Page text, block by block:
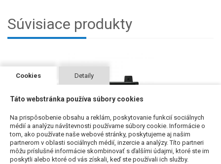
Súvisiace produkty
T20iP - 100V transformátor
Cookies Detaily
Táto webstránka používa súbory cookies
Na prispôsobenie obsahu a reklám, poskytovanie funkcií sociálnych
médií a analýzu návštevnosti používame súbory cookie. Informácie o
tom, ako používate naše webové stránky, poskytujeme aj našim
partnerom v oblasti sociálnych médií, inzercie a analýzy. Títo partneri
môžu príslušné informácie skombinovať s ďalšími údajmi, ktoré ste im
poskytli alebo ktoré od vás získali, keď ste používali ich služby.